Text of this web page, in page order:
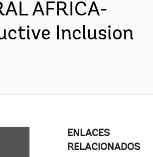
AFRICA-
Inclusion
ENLACES
RELACIONADOS